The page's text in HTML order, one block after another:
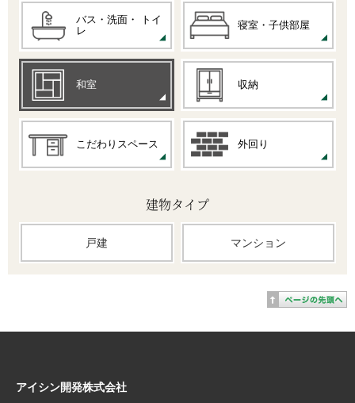
バス・洗面・
トイ
レ
寝室・子供部屋
和室 収納
こだわりスペース 外回り
建物タイプ
戸建 マンション
アイシン開発株式会社